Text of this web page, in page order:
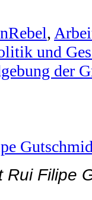
Rui Filipe